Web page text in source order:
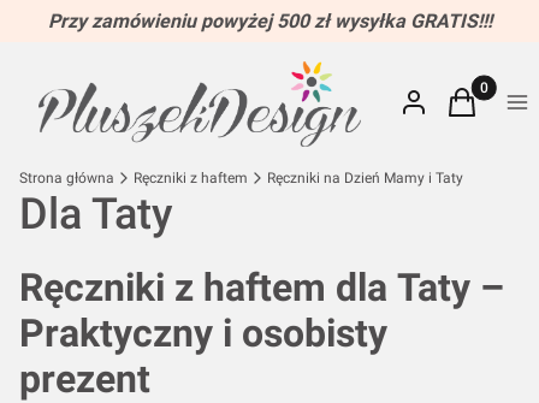
Przy zamówieniu powyżej 500 zł wysyłka GRATIS!!!
Zaloguj sięProdukty
Koszyk
Strona główna Ręczniki z haftem Ręczniki na Dzień Mamy i Taty
Dla Taty
Ręczniki z haftem dla Taty –
Praktyczny i osobisty
prezent